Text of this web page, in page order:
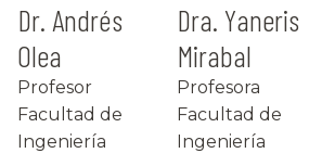
Dr. Andrés
Olea
Profesor
Facultad de
Ingeniería
Dra. Yaneris
Mirabal
Profesora
Facultad de
Ingeniería